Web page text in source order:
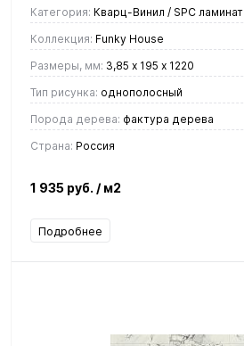
Категория: Кварц-Винил / SPC ламинат
Коллекция: Funky House
Размеры, мм: 3,85 х 195 х 1220
Тип рисунка: однополосный
Порода дерева: фактура дерева
Страна: Россия
1 935 руб. / м2
Подробнее